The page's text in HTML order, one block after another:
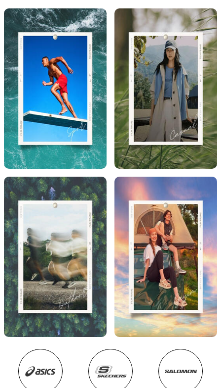
Spor
İNCELE
CASUAL
İNCELE